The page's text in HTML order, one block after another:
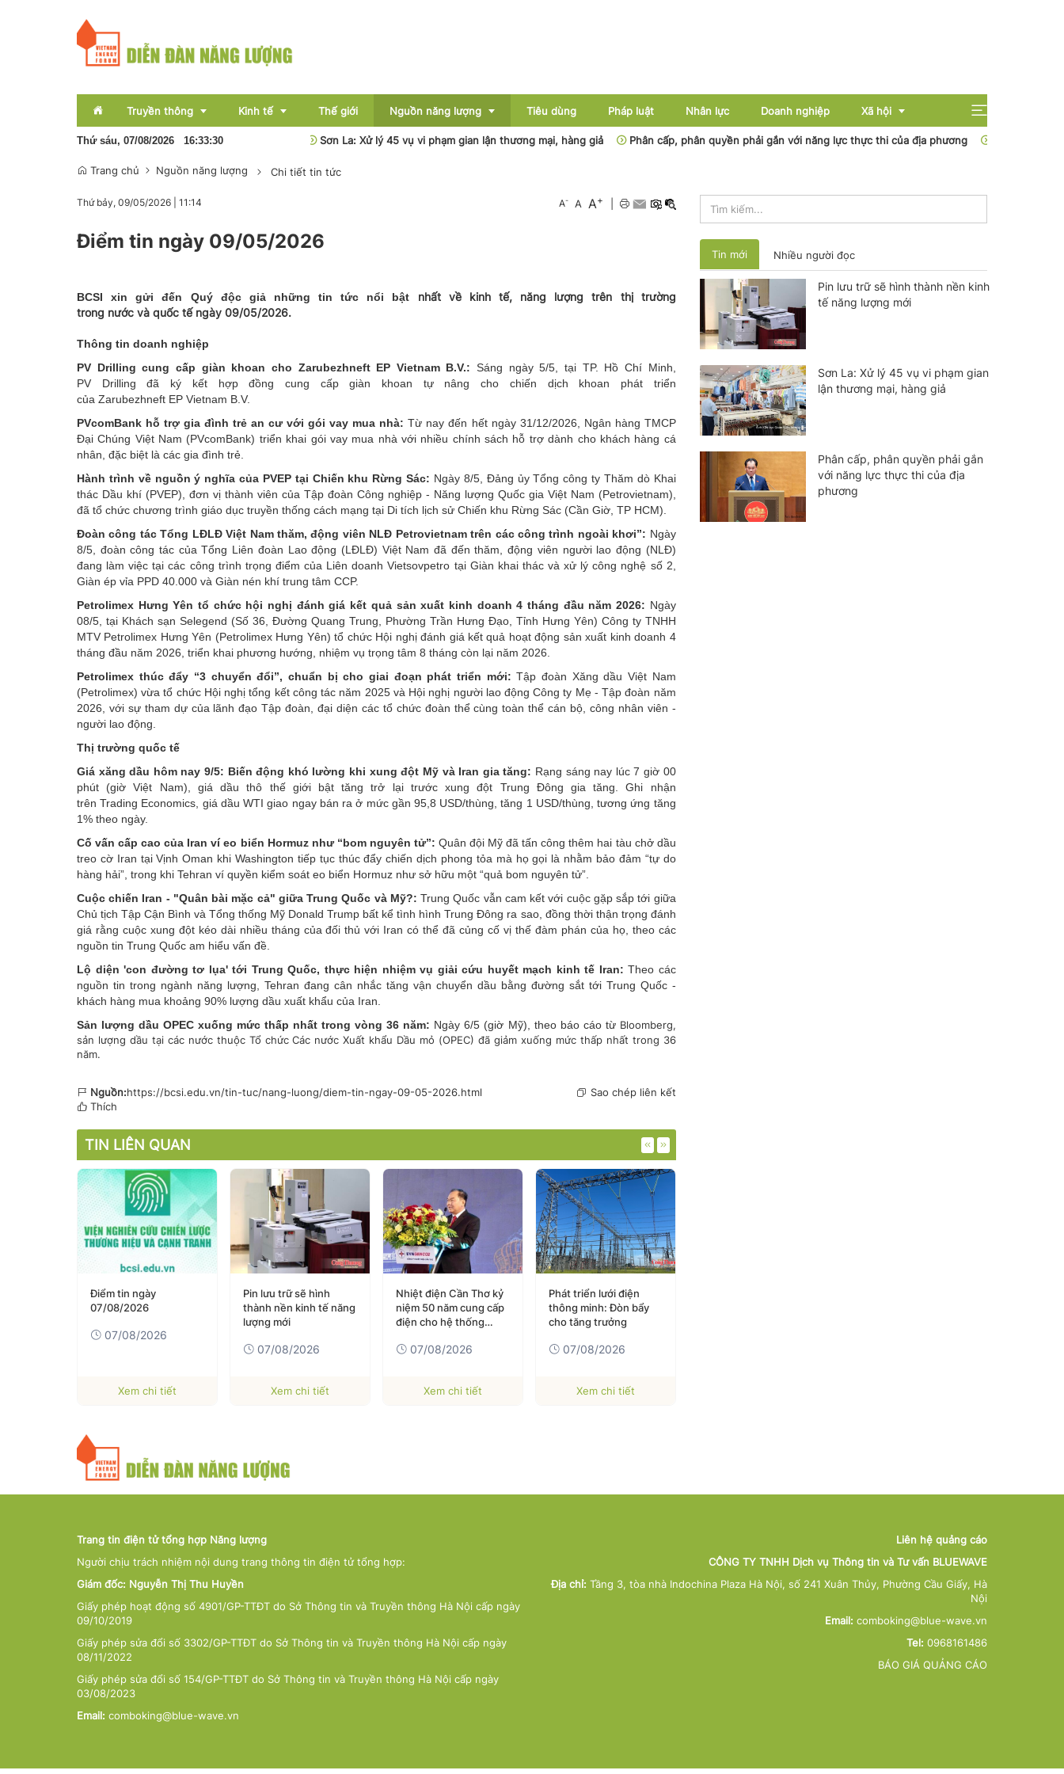
Truyền thông Kinh tế
Bất động sản
Emagazine
Thế giới Nguồn năng lượng
Năng lượng mới
Tiêu dùng Pháp luật Nhân lực Doanh nghiệp Xã hội
Pin lưu trữ sẽ hình thành nền kinh tế năng lượng mới Sơn La: Xử lý 45 vụ vi phạm gian lận thương mại, hàng giả Phân cấp, phân quyền phải gắn với năng lực thực thi của địa phương Nhiệt điện Cần
Thứ sáu, 07/08/2026 16:33:30
Trang chủ Nguồn năng lượng Chi tiết tin tức
Thứ bảy, 09/05/2026 11:14 A- A A+
Điểm tin ngày 09/05/2026
BCSI xin gửi đến Quý độc giả những tin tức nổi bật nhất về kinh tế, năng lượng trên thị trường
trong nước và quốc tế ngày 09/05/2026.
Thông tin doanh nghiệp
PV Drilling cung cấp giàn khoan cho Zarubezhneft EP Vietnam B.V.:Sáng ngày 5/5, tại TP. Hồ Chí Minh,
PV Drilling đã ký kết hợp đồng cung cấp giàn khoan tự nâng cho chiến dịch khoan phát triển
của Zarubezhneft EP Vietnam B.V.
PVcomBank hỗ trợ gia đình trẻ an cư với gói vay mua nhà:Từ nay đến hết ngày 31/12/2026, Ngân hàng TMCP
Đại Chúng Việt Nam (PVcomBank) triển khai gói vay mua nhà với nhiều chính sách hỗ trợ dành cho khách hàng cá
nhân, đặc biệt là các gia đình trẻ.
Hành trình về nguồn ý nghĩa của PVEP tại Chiến khu Rừng Sác: Ngày 8/5, Đảng ủy Tổng công ty Thăm dò Khai
thác Dầu khí (PVEP), đơn vị thành viên của Tập đoàn Công nghiệp - Năng lượng Quốc gia Việt Nam (Petrovietnam),
đã tổ chức chương trình giáo dục truyền thống cách mạng tại Di tích lịch sử Chiến khu Rừng Sác (Cần Giờ, TP HCM).
Đoàn công tác Tổng LĐLĐ Việt Nam thăm, động viên NLĐ Petrovietnam trên các công trình ngoài khơi”: Ngày
8/5, đoàn công tác của Tổng Liên đoàn Lao động (LĐLĐ) Việt Nam đã đến thăm, động viên người lao động (NLĐ)
đang làm việc tại các công trình trọng điểm của Liên doanh Vietsovpetro tại Giàn khai thác và xử lý công nghệ số 2,
Giàn ép vỉa PPD 40.000 và Giàn nén khí trung tâm CCP.
Petrolimex Hưng Yên tổ chức hội nghị đánh giá kết quả sản xuất kinh doanh 4 tháng đầu năm 2026: Ngày
08/5, tại Khách sạn Selegend (Số 36, Đường Quang Trung, Phường Trần Hưng Đạo, Tỉnh Hưng Yên) Công ty TNHH
MTV Petrolimex Hưng Yên (Petrolimex Hưng Yên) tổ chức Hội nghị đánh giá kết quả hoạt động sản xuất kinh doanh 4
tháng đầu năm 2026, triển khai phương hướng, nhiệm vụ trọng tâm 8 tháng còn lại năm 2026.
Petrolimex thúc đẩy “3 chuyển đổi”, chuẩn bị cho giai đoạn phát triển mới:Tập đoàn Xăng dầu Việt Nam
(Petrolimex) vừa tổ chức Hội nghị tổng kết công tác năm 2025 và Hội nghị người lao động Công ty Mẹ - Tập đoàn năm
2026, với sự tham dự của lãnh đạo Tập đoàn, đại diện các tổ chức đoàn thể cùng toàn thể cán bộ, công nhân viên -
người lao động.
Thị trường quốc tế
Giá xăng dầu hôm nay 9/5: Biến động khó lường khi xung đột Mỹ và Iran gia tăng: Rạng sáng nay lúc 7 giờ 00
phút (giờ Việt Nam), giá dầu thô thế giới bật tăng trở lại trước xung đột Trung Đông gia tăng. Ghi nhận
trên Trading Economics, giá dầu WTI giao ngay bán ra ở mức gần 95,8 USD/thùng, tăng 1 USD/thùng, tương ứng tăng
1% theo ngày.
Cố vấn cấp cao của Iran ví eo biển Hormuz như “bom nguyên tử”: Quân đội Mỹ đã tấn công thêm hai tàu chở dầu
treo cờ Iran tại Vịnh Oman khi Washington tiếp tục thúc đẩy chiến dịch phong tỏa mà họ gọi là nhằm bảo đảm “tự do
hàng hải”, trong khi Tehran ví quyền kiểm soát eo biển Hormuz như sở hữu một “quả bom nguyên tử”.
Cuộc chiến Iran - "Quân bài mặc cả" giữa Trung Quốc và Mỹ?:Trung Quốc vẫn cam kết với cuộc gặp sắp tới giữa
Chủ tịch Tập Cận Bình và Tổng thống Mỹ Donald Trump bất kể tình hình Trung Đông ra sao, đồng thời thận trọng đánh
giá rằng cuộc xung đột kéo dài nhiều tháng của đối thủ với Iran có thể đã củng cố vị thế đàm phán của họ, theo các
nguồn tin Trung Quốc am hiểu vấn đề.
Lộ diện 'con đường tơ lụa' tới Trung Quốc, thực hiện nhiệm vụ giải cứu huyết mạch kinh tế Iran:Theo các
nguồn tin trong ngành năng lượng, Tehran đang cân nhắc tăng vận chuyển dầu bằng đường sắt tới Trung Quốc -
khách hàng mua khoảng 90% lượng dầu xuất khẩu của Iran.
Sản lượng dầu OPEC xuống mức thấp nhất trong vòng 36 năm: Ngày 6/5 (giờ Mỹ), theo báo cáo từ Bloomberg,
sản lượng dầu tại các nước thuộc Tổ chức Các nước Xuất khẩu Dầu mỏ (OPEC) đã giảm xuống mức thấp nhất trong 36
năm.
Nguồn:https://bcsi.edu.vn/tin-tuc/nang-luong/diem-tin-ngay-09-05-2026.html
Sao chép liên kết
Thích
TIN LIÊN QUAN
Điểm tin ngày
07/08/2026
07/08/2026
Xem chi tiết
Pin lưu trữ sẽ hình
thành nền kinh tế năng
lượng mới
07/08/2026
Xem chi tiết
Nhiệt điện Cần Thơ kỷ
niệm 50 năm cung cấp
điện cho hệ thống
07/08/2026
Xem chi tiết
Phát triển lưới điện
thông minh: Đòn bẩy
cho tăng trưởng
07/08/2026
Xem chi tiết
Tin mới Nhiều người đọc
Pin lưu trữ sẽ hình thành nền kinh
tế năng lượng mới
Sơn La: Xử lý 45 vụ vi phạm gian
lận thương mại, hàng giả
Phân cấp, phân quyền phải gắn
với năng lực thực thi của địa
phương
Trang tin điện tử tổng hợp Năng lượng
Người chịu trách nhiệm nội dung trang thông tin điện tử tổng hợp:
Giám đốc: Nguyễn Thị Thu Huyền
Giấy phép hoạt động số 4901/GP-TTĐT do Sở Thông tin và Truyền thông Hà Nội cấp ngày
09/10/2019
Giấy phép sửa đổi số 3302/GP-TTĐT do Sở Thông tin và Truyền thông Hà Nội cấp ngày
08/11/2022
Giấy phép sửa đổi số 154/GP-TTĐT do Sở Thông tin và Truyền thông Hà Nội cấp ngày
03/08/2023
Email: comboking@blue-wave.vn
Liên hệ quảng cáo
CÔNG TY TNHH Dịch vụ Thông tin và Tư vấn BLUEWAVE
Địa chỉ: Tầng 3, tòa nhà Indochina Plaza Hà Nội, số 241 Xuân Thủy, Phường Cầu Giấy, Hà
Nội
Email: comboking@blue-wave.vn
Tel: 0968161486
BÁO GIÁ QUẢNG CÁO